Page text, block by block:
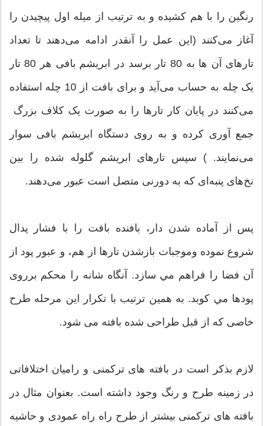
رنگین را با هم کشیده و به ترتیب از میله اول پیچیدن را
آغاز می‌کنند (این عمل را آنقدر ادامه می‌دهند تا تعداد
تارهای آن ها به 80 تار برسد در ابریشم بافی هر 80 تار
یک چله به حساب می‌آید و برای بافت از 10 چله استفاده
می‌کنند در پایان کار تارها را به صورت یک کلاف بزرگ
جمع آوری کرده و به روی دستگاه ابریشم بافی سوار
می‌نمایند. ) سپس تارهای ابریشم گلوله شده را بین
نخ‌های پنبه‌ای که به دورنی متصل است عبور می‌دهند.
پس از آماده شدن دار، بافنده بافت را با فشار پدال
شروع نموده وموجبات بازشدن تارها از هم، و عبور پود از
آن فضا را فراهم مي سازد. آنگاه شانه را محكم برروی
پودها مي كوبد. به همين ترتيب با تكرار اين مرحله طرح
خاصی كه از قبل طراحی شده بافته می شود.
لازم بذكر است در بافته های تركمنی و راميان اختلافاتی
در زمينه طرح و رنگ وجود داشته است. بعنوان مثال در
بافته های تركمنی بيشتر از طرح راه راه عمودی و حاشيه